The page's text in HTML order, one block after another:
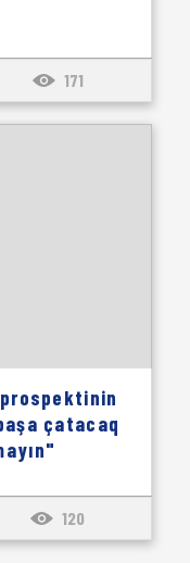
171
çatacaq
120